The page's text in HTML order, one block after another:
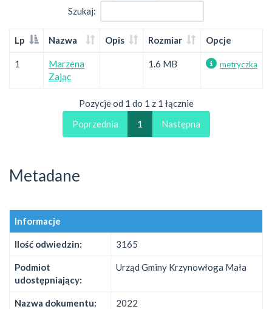
Szukaj:
Lp Nazwa Opis Rozmiar Opcje
1
Marzena
Zając
1.6 MB metryczka
Pozycje od 1 do 1 z 1 łącznie
Poprzednia
1 Następna
Metadane
Informacje
Ilość odwiedzin: 3165
Podmiot
udostępniający:
Urząd Gminy Krzynowłoga Mała
Nazwa dokumentu: 2022